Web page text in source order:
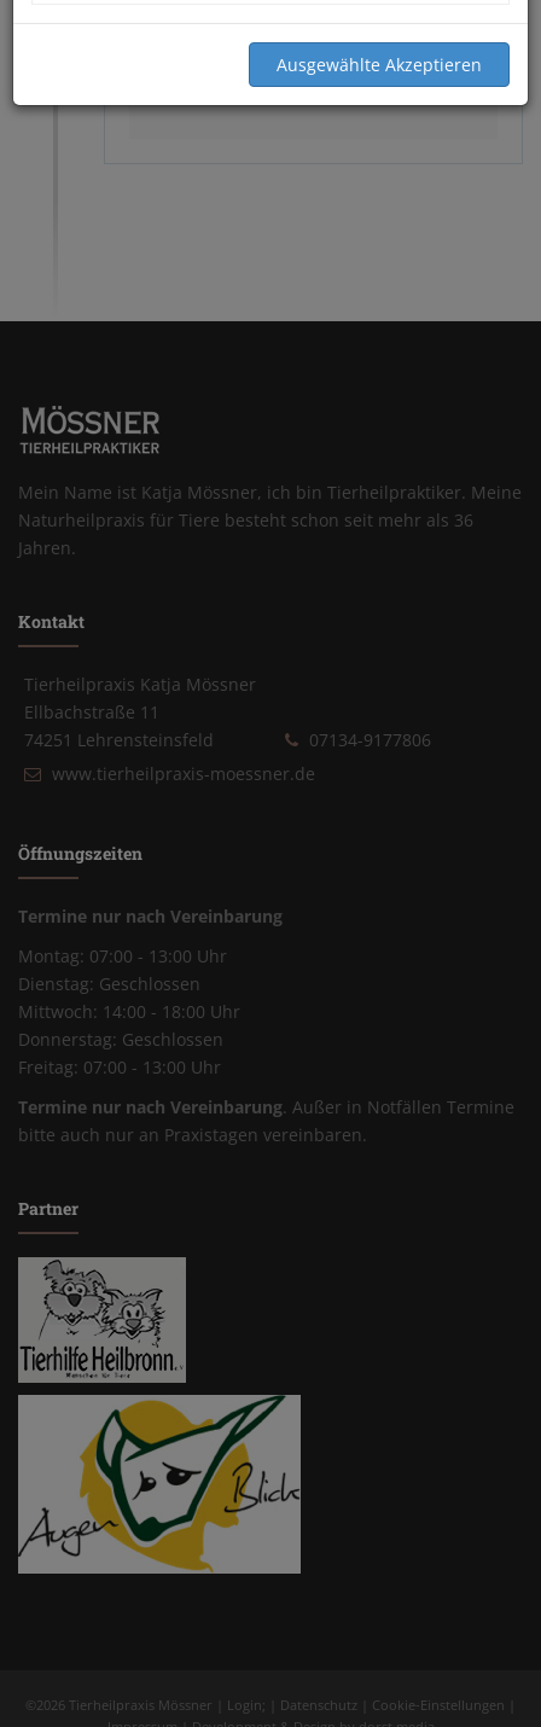
Lg Uwe Wolfinger
Mein Name ist Katja Mössner, ich bin Tierheilpraktiker. Meine
Naturheilpraxis für Tiere besteht schon seit mehr als 36
Jahren.
Kontakt
Tierheilpraxis Katja Mössner
Ellbachstraße 11
74251 Lehrensteinsfeld
07134-9177806
www.tierheilpraxis-moessner.de
Öffnungszeiten
Termine nur nach Vereinbarung
Montag: 07:00 - 13:00 Uhr
Dienstag: Geschlossen
Mittwoch: 14:00 - 18:00 Uhr
Donnerstag: Geschlossen
Freitag: 07:00 - 13:00 Uhr
Termine nur nach Vereinbarung. Außer in Notfällen Termine
bitte auch nur an Praxistagen vereinbaren.
Partner
©2026 Tierheilpraxis Mössner | Login; | Datenschutz Cookie-Einstellungen